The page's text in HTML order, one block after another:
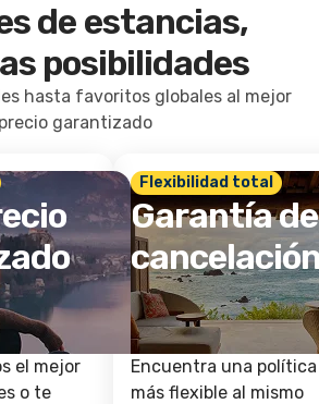
de estancias,
posibilidades
hasta favoritos globales al mejor
precio garantizado
el mejor
o te
Flexibilidad total
Garantía de
Encuentra una política
más flexible al mismo